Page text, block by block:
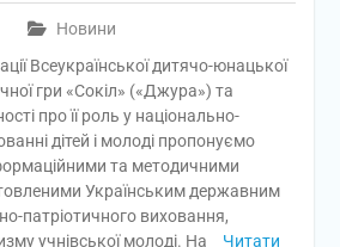
Новини
Всеукраїнської дитячо-юнацької
гри «Сокіл» («Джура») та
про її роль у національно-
дітей і молоді пропонуємо
та методичними
Українським державним
патріотичного виховання,
учнівської молоді. На
Читати